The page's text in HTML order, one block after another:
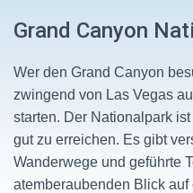
Grand Canyon
Wer den Grand Canyon
zwingend von Las Vegas
starten. Der Nationalpark
gut zu erreichen. Es gibt
Wanderwege und geführte
atemberaubenden Blick